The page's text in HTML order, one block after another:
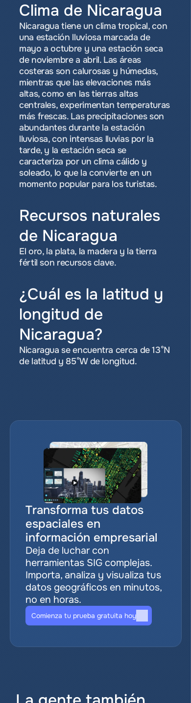
Clima de Nicaragua
Nicaragua tiene un clima tropical, con
una estación lluviosa marcada de
mayo a octubre y una estación seca
de noviembre a abril. Las áreas
costeras son calurosas y húmedas,
mientras que las elevaciones más
altas, como en las tierras altas
centrales, experimentan temperaturas
más frescas. Las precipitaciones son
abundantes durante la estación
lluviosa, con intensas lluvias por la
tarde, y la estación seca se
caracteriza por un clima cálido y
soleado, lo que la convierte en un
momento popular para los turistas.
Recursos naturales
de Nicaragua
El oro, la plata, la madera y la tierra
fértil son recursos clave.
¿Cuál es la latitud y
longitud de
Nicaragua?
Nicaragua se encuentra cerca de 13°N
de latitud y 85°W de longitud.
Transforma tus datos
espaciales en
información empresarial
Deja de luchar con
herramientas SIG complejas.
Importa, analiza y visualiza tus
datos geográficos en minutos,
no en horas.
Comienza tu prueba gratuita hoy